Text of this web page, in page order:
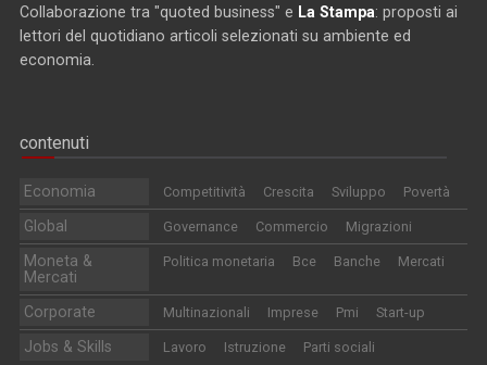
Collaborazione tra "quoted business" e La Stampa: proposti ai
lettori del quotidiano articoli selezionati su ambiente ed
economia.
contenuti
Economia Competitività Crescita Sviluppo Povertà
Global Governance Commercio Migrazioni
Moneta &
Mercati
Politica monetaria Bce Banche Mercati
Corporate Multinazionali Imprese Pmi Start-up
Jobs & Skills Lavoro Istruzione
Parti sociali